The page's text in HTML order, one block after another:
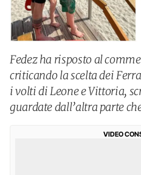
Fedez ha risposto al
criticando la scelta dei
i volti di Leone e Vittoria,
guardate dall’altra parte
VIDEO